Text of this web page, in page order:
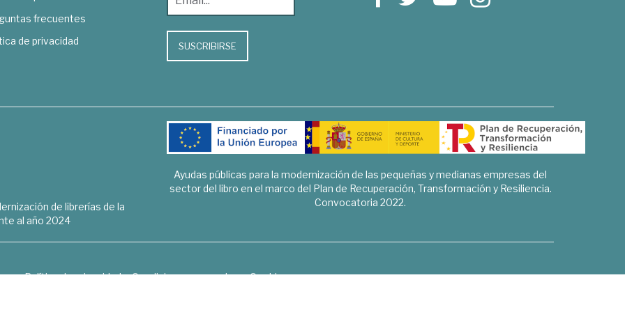
frecuentes
de privacidad
SUSCRIBIRSE
de librerías de la
al año 2024
Ayudas públicas para la modernización de las pequeñas y medianas empresas del
sector del libro en el marco del Plan de Recuperación, Transformación y Resiliencia.
Convocatoria 2022.
Política de privacidad Condiciones generales
Cookies